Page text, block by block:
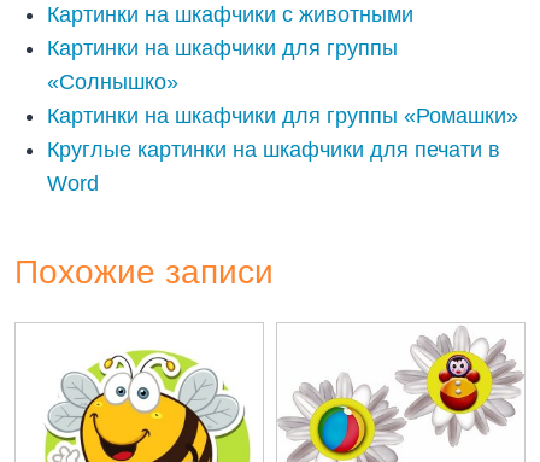
Картинки на шкафчики с животными
Картинки на шкафчики для группы
«Солнышко»
Картинки на шкафчики для группы «Ромашки»
Круглые картинки на шкафчики для печати в
Word
Похожие записи